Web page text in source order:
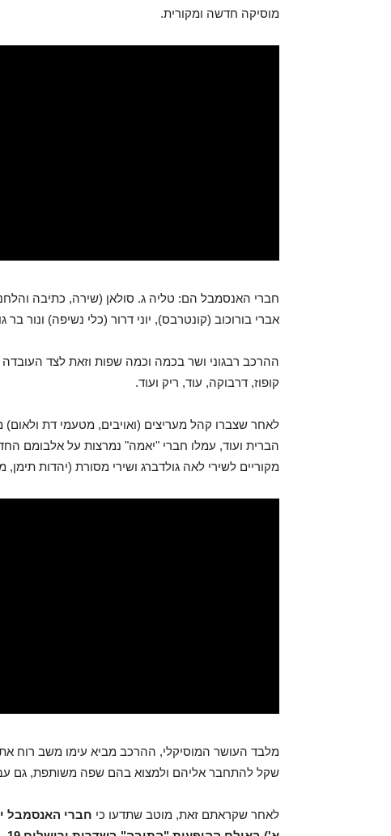
מוסיקה חדשה ומקורית.
חברי האנסמבל הם: טליה ג. סולאן (שירה, כתיבה
אברי בורוכוב (קונטרבס), יוני דרור (כלי נשיפה) ונור בר
ההרכב רבגוני ושר בכמה וכמה שפות וזאת לצד העובדה
קופוז, דרבוקה, עוד, ריק ועוד.
לאחר שצברו קהל מעריצים (ואויבים, מטעמי דת ולאום)
הברית ועוד, עמלו חברי "יאמה" נמרצות על אלבומם
מקוריים לשירי לאה גולדברג ושירי מסורת (יהדות
מלבד העושר המוסיקלי, ההרכב מביא עימו משב רוח
שקל להתחבר אליהם ולמצוא בהם שפה משותפת, גם
לאחר שקראתם זאת, מוטב שתדעו כי